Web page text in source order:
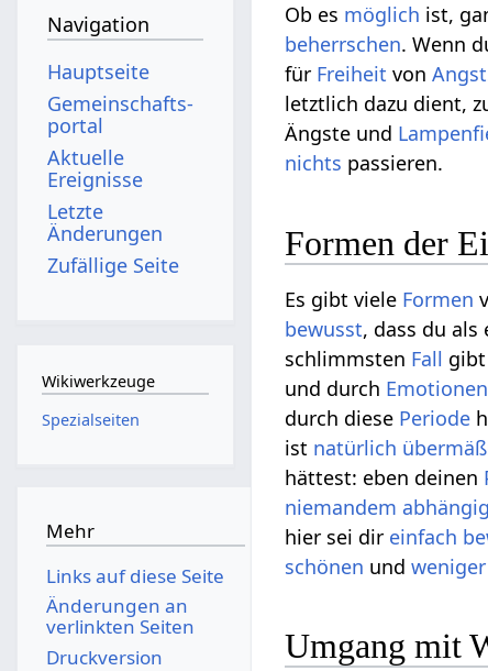
Ob es möglich ist,
beherrschen. Wenn
für Freiheit vonAngst
letztlich dazu dient,
Ängste und
nichts passieren.
Formen der
Es gibt viele Formen
bewusst, dass du als
schlimmsten Fall
und durch Emotionen
durch diese Periode
ist natürlich
hättest: eben deinen
niemandem abhängig
hier sei dir einfach
schönen undweniger
Umgang mit
Navigation
Hauptseite
Gemeinschafts­
portal
Aktuelle
Ereignisse
Letzte
Änderungen
Zufällige Seite
Wikiwerkzeuge
Spezialseiten
Mehr
Links auf diese Seite
Änderungen an
verlinkten Seiten
Druckversion